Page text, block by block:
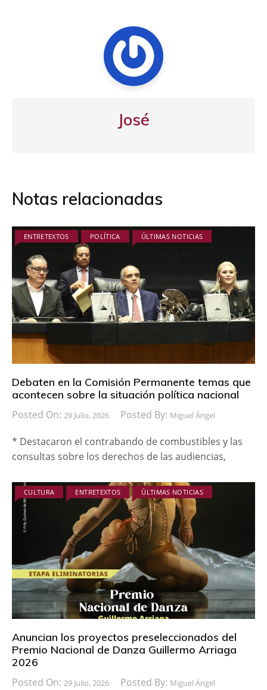
José
Notas relacionadas
ENTRETEXTOS POLÍTICA ÚLTIMAS NOTICIAS
Debaten en la Comisión Permanente temas que
acontecen sobre la situación política nacional
Posted On: 29 Julio, 2026 Posted By: Miguel Ángel
* Destacaron el contrabando de combustibles y las
consultas sobre los derechos de las audiencias,
CULTURA ENTRETEXTOS ÚLTIMAS NOTICIAS
Anuncian los proyectos preseleccionados del
Premio Nacional de Danza Guillermo Arriaga
2026
Posted On: 29 Julio, 2026 Posted By: Miguel Ángel